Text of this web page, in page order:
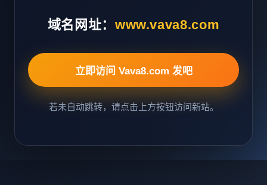
域名网址： www.vava8.com
立即访问 Vava8.com 发吧
若未自动跳转，请点击上方按钮访问新站。